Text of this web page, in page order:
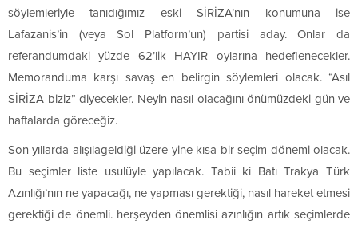
söylemleriyle tanıdığımız eski SİRİZA’nın konumuna ise
Lafazanis’in (veya Sol Platform’un) partisi aday. Onlar da
referandumdaki yüzde 62’lik HAYIR oylarına hedeflenecekler.
Memoranduma karşı savaş en belirgin söylemleri olacak. “Asıl
SİRİZA biziz” diyecekler. Neyin nasıl olacağını önümüzdeki gün ve
haftalarda göreceğiz.
Son yıllarda alışılageldiği üzere yine kısa bir seçim dönemi olacak.
Bu seçimler liste usulüyle yapılacak. Tabii ki Batı Trakya Türk
Azınlığı’nın ne yapacağı, ne yapması gerektiği, nasıl hareket etmesi
gerektiği de önemli. herşeyden önemlisi azınlığın artık seçimlerde